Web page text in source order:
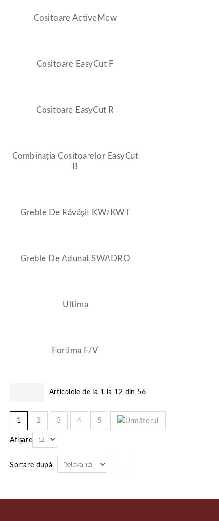
Cositoare ActiveMow
Cositoare EasyCut F
Cositoare EasyCut R
Combinația Cositoarelor EasyCut
B
Greble De Răvășit KW/KWT
Greble De Adunat SWADRO
Ultima
Fortima F/V
Articolele de la 1 la 12 din 56
1 2 3 4 5
Afișare
Sortare după